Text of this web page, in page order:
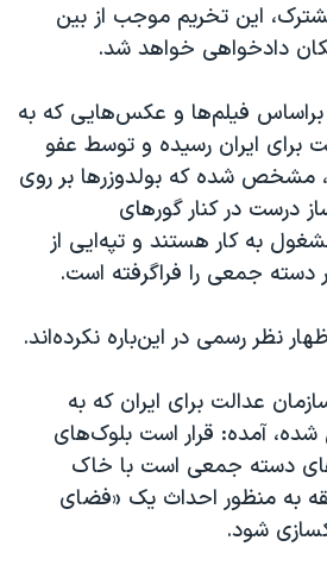
«سی‌پک»
چین
این تخریم موجب از بین
دادخواهی خواهد شد.
براساس فیلم‌ها و عکس‌هایی که به
برای ایران رسیده و توسط عفو
مشخص شده که بولدوزرها بر روی
درست در کنار گورهای
به کار هستند و تپه‌ایی از
دسته جمعی را فراگرفته است.
نظر رسمی در این‌باره نکرده‌اند.
عدالت برای ایران که به
شده، آمده: قرار است بلوک‌های
دسته جمعی است با خاک
به منظور احداث یک «فضای
شود.